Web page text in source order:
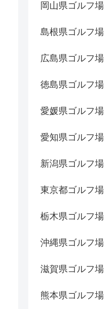
岡山県ゴルフ場
島根県ゴルフ場
広島県ゴルフ場
徳島県ゴルフ場
愛媛県ゴルフ場
愛知県ゴルフ場
新潟県ゴルフ場
東京都ゴルフ場
栃木県ゴルフ場
沖縄県ゴルフ場
滋賀県ゴルフ場
熊本県ゴルフ場